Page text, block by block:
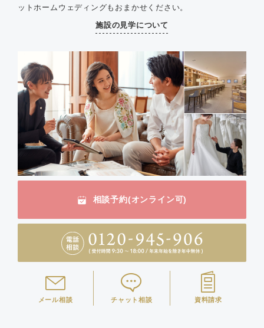
ットホームウェディングもおまかせください。
施設の見学について
相談予約(オンライン可)
メール相談 チャット相談 資料請求